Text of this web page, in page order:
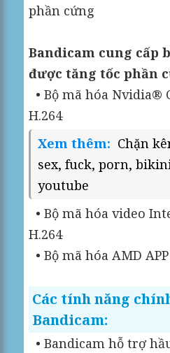
phần cứng
Bandicam cung cấp
được tăng tốc phần
• Bộ mã hóa Nvidia®
H.264
Xem thêm: Chặn
sex, fuck, porn,
youtube
• Bộ mã hóa video
H.264
• Bộ mã hóa AMD
Các tính năng
Bandicam:
• Bandicam hỗ trợ